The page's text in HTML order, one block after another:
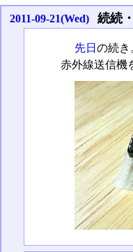
2011-09-21(Wed) 続続
先日 の続き
赤外線送信機